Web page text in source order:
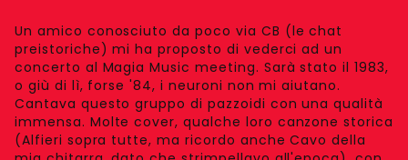
Un amico conosciuto da poco via CB (le chat
preistoriche) mi ha proposto di vederci ad un
concerto al Magia Music meeting. Sarà stato il 1983,
o giù di lì, forse '84, i neuroni non mi aiutano.
Cantava questo gruppo di pazzoidi con una qualità
immensa. Molte cover, qualche loro canzone storica
(Alfieri sopra tutte, ma ricordo anche Cavo della